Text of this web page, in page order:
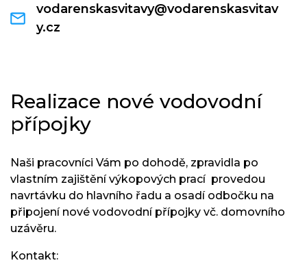
vodarenskasvitavy@vodarenskasvitav
y.cz
Realizace nové vodovodní
přípojky
Naši pracovníci Vám po dohodě, zpravidla po
vlastním zajištění výkopových prací provedou
navrtávku do hlavního řadu a osadí odbočku na
připojení nové vodovodní přípojky vč. domovního
uzávěru.
Kontakt: